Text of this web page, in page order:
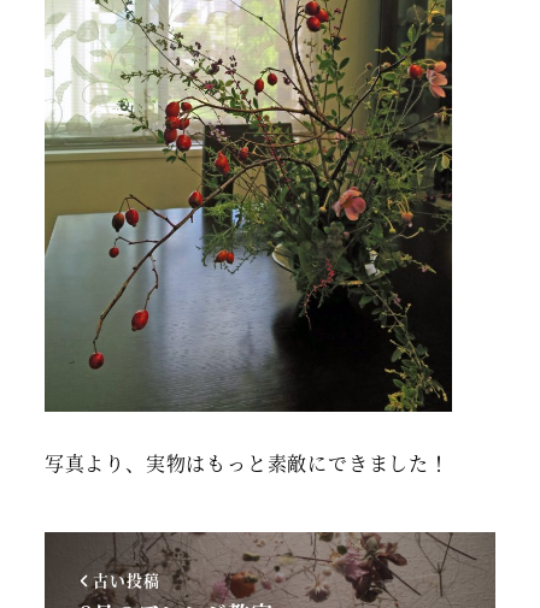
写真より、実物はもっと素敵にできました！
古い投稿